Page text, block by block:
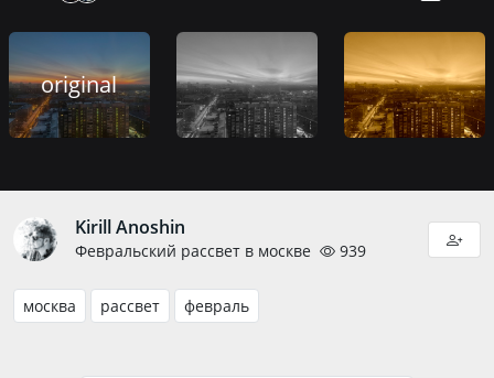
original
Kirill Anoshin
Февральский рассвет в москве 939
москва рассвет февраль